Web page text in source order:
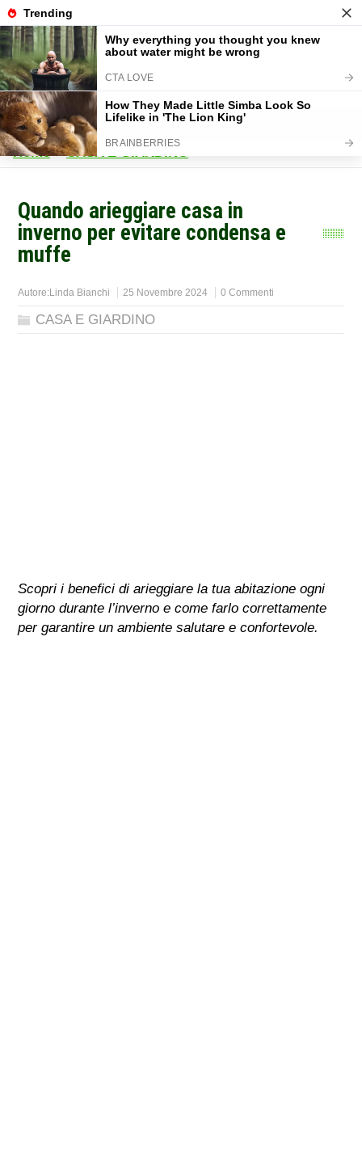
Home>CASA E GIARDINO
Quando arieggiare casa in
inverno per evitare condensa e
muffe
Autore:Linda Bianchi 25 Novembre 2024 0 Commenti
CASA E GIARDINO
Scopri i benefici di arieggiare la tua abitazione ogni
giorno durante l’inverno e come farlo correttamente
per garantire un ambiente salutare e confortevole.